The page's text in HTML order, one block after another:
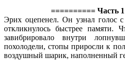
========== Часть
Эрих оцепенел. Он узнал голос
откликнулось быстрее памяти.
завибрировало внутри
похолодели, стопы приросли к
воздушный шарик, наполненный